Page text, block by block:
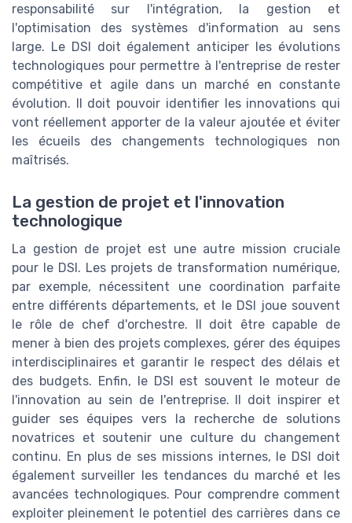
responsabilité sur l'intégration, la gestion et
l'optimisation des systèmes d'information au sens
large. Le DSI doit également anticiper les évolutions
technologiques pour permettre à l'entreprise de rester
compétitive et agile dans un marché en constante
évolution. Il doit pouvoir identifier les innovations qui
vont réellement apporter de la valeur ajoutée et éviter
les écueils des changements technologiques non
maîtrisés.
La gestion de projet et l'innovation
technologique
La gestion de projet est une autre mission cruciale
pour le DSI. Les projets de transformation numérique,
par exemple, nécessitent une coordination parfaite
entre différents départements, et le DSI joue souvent
le rôle de chef d'orchestre. Il doit être capable de
mener à bien des projets complexes, gérer des équipes
interdisciplinaires et garantir le respect des délais et
des budgets. Enfin, le DSI est souvent le moteur de
l'innovation au sein de l'entreprise. Il doit inspirer et
guider ses équipes vers la recherche de solutions
novatrices et soutenir une culture du changement
continu. En plus de ses missions internes, le DSI doit
également surveiller les tendances du marché et les
avancées technologiques. Pour comprendre comment
exploiter pleinement le potentiel des carrières dans ce